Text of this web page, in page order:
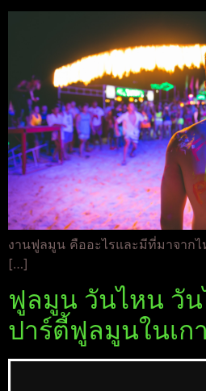
งานฟูลมูน คืออะไรและมีที่มาจาก
[…]
ฟูลมูน วันไหน วั
ปาร์ตี้ฟูลมูนในเก